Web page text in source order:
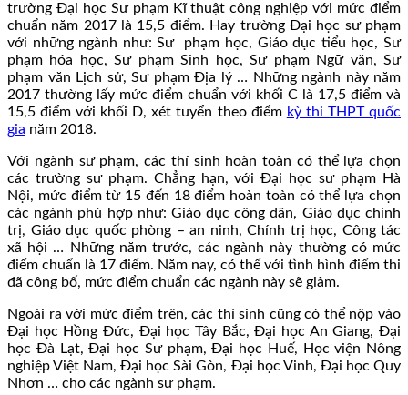
trường Đại học Sư phạm Kĩ thuật công nghiệp với mức điểm
chuẩn năm 2017 là 15,5 điểm. Hay trường Đại học sư phạm
với những ngành như: Sư phạm học, Giáo dục tiểu học, Sư
phạm hóa học, Sư phạm Sinh học, Sư phạm Ngữ văn, Sư
phạm văn Lịch sử, Sư phạm Địa lý … Những ngành này năm
2017 thường lấy mức điểm chuẩn với khối C là 17,5 điểm và
15,5 điểm với khối D, xét tuyển theo điểm kỳ thi THPT quốc
gia năm 2018.
Với ngành sư phạm, các thí sinh hoàn toàn có thể lựa chọn
các trường sư phạm. Chẳng hạn, với Đại học sư phạm Hà
Nội, mức điểm từ 15 đến 18 điểm hoàn toàn có thể lựa chọn
các ngành phù hợp như: Giáo dục công dân, Giáo dục chính
trị, Giáo dục quốc phòng – an ninh, Chính trị học, Công tác
xã hội … Những năm trước, các ngành này thường có mức
điểm chuẩn là 17 điểm. Năm nay, có thể với tình hình điểm thi
đã công bố, mức điểm chuẩn các ngành này sẽ giảm.
Ngoài ra với mức điểm trên, các thí sinh cũng có thể nộp vào
Đại học Hồng Đức, Đại học Tây Bắc, Đại học An Giang, Đại
học Đà Lạt, Đại học Sư phạm, Đại học Huế, Học viện Nông
nghiệp Việt Nam, Đại học Sài Gòn, Đại học Vinh, Đại học Quy
Nhơn … cho các ngành sư phạm.